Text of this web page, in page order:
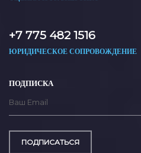
+7 775 482 1516
ЮРИДИЧЕСКОЕ СОПРОВОЖДЕНИЕ
ПОДПИСКА
ПОДПИСАТЬСЯ